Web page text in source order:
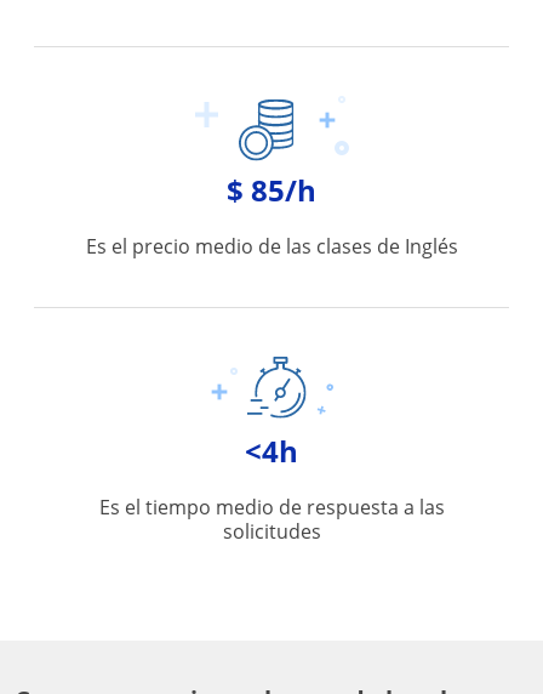
$ 85/h
Es el precio medio de las clases de Inglés
<4h
Es el tiempo medio de respuesta a las
solicitudes